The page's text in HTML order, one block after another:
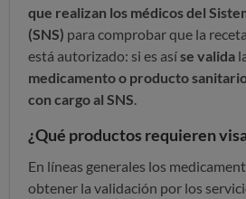
que realizan los médicos del
(SNS) para comprobar que la
está autorizado: si es asíse valida
medicamento o producto
con cargo al SNS
¿Qué productos requieren
En líneas generales los
obtener la validación por los